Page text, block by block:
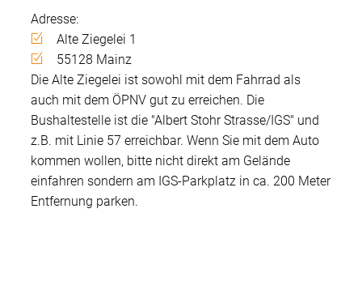
Adresse:
Alte Ziegelei 1
55128 Mainz
Die Alte Ziegelei ist sowohl mit dem Fahrrad als
auch mit dem ÖPNV gut zu erreichen. Die
Bushaltestelle ist die "Albert Stohr Strasse/IGS" und
z.B. mit Linie 57 erreichbar. Wenn Sie mit dem Auto
kommen wollen, bitte nicht direkt am Gelände
einfahren sondern am IGS-Parkplatz in ca. 200 Meter
Entfernung parken.